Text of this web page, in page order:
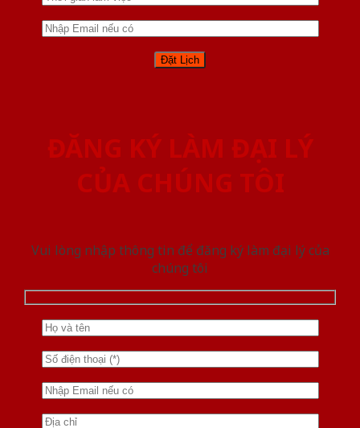
ĐĂNG KÝ LÀM ĐẠI LÝ
CỦA CHÚNG TÔI
Vui lòng nhập thông tin để đăng ký làm đại lý của
chúng tôi